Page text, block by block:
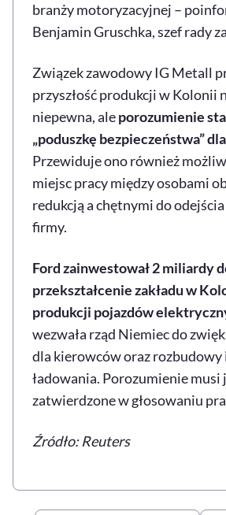
branży motoryzacyjnej –
Benjamin Gruschka, szef rady
Związek zawodowy IG Metall
przyszłość produkcji w Kolonii
niepewna, aleporozumienie
„poduszkę bezpieczeństwa”
Przewiduje ono również
miejsc pracy między osobami
redukcją a chętnymi do
firmy.
Ford zainwestował 2 miliardy
przekształcenie zakładu w
produkcji pojazdów
wezwała rząd Niemiec do
dla kierowców oraz
ładowania. Porozumienie musi
zatwierdzone w głosowaniu
Źródło: Reuters